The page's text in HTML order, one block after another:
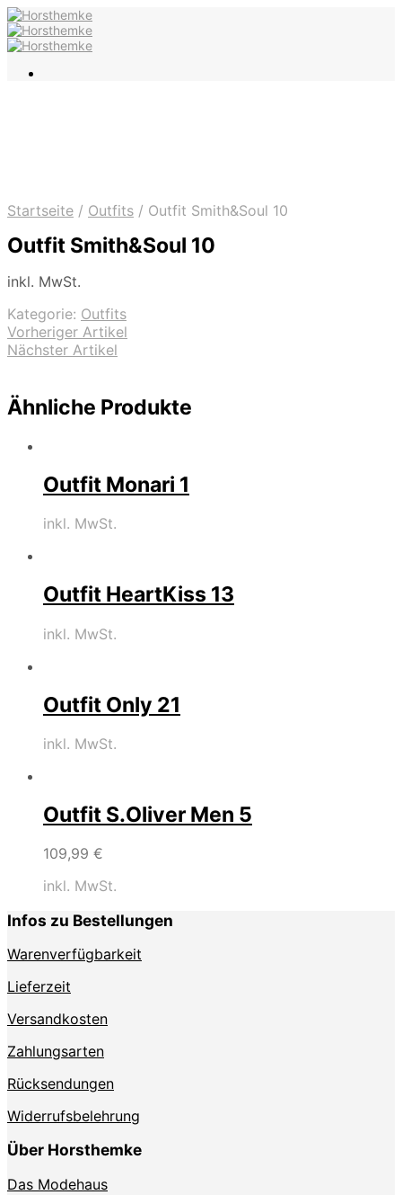
Startseite / Outfits / Outfit Smith&Soul 10
Outfit Smith&Soul 10
inkl. MwSt.
Kategorie: Outfits
Vorheriger Artikel
Nächster Artikel
Ähnliche Produkte
Outfit Monari 1
inkl. MwSt.
Outfit HeartKiss 13
inkl. MwSt.
Outfit Only 21
inkl. MwSt.
Outfit S.Oliver Men 5
109,99 €
inkl. MwSt.
Infos zu Bestellungen
Warenverfügbarkeit
Lieferzeit
Versandkosten
Zahlungsarten
Rücksendungen
Widerrufsbelehrung
Über Horsthemke
Das Modehaus